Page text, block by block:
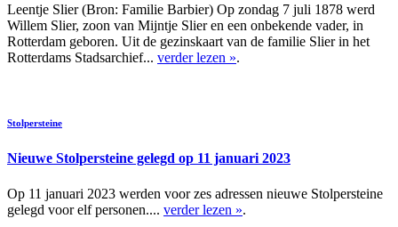
Leentje Slier (Bron: Familie Barbier) Op zondag 7 juli 1878 werd
Willem Slier, zoon van Mijntje Slier en een onbekende vader, in
Rotterdam geboren. Uit de gezinskaart van de familie Slier in het
Rotterdams Stadsarchief... verder lezen ».
Stolpersteine
Nieuwe Stolpersteine gelegd op 11 januari 2023
Op 11 januari 2023 werden voor zes adressen nieuwe Stolpersteine
gelegd voor elf personen.... verder lezen ».